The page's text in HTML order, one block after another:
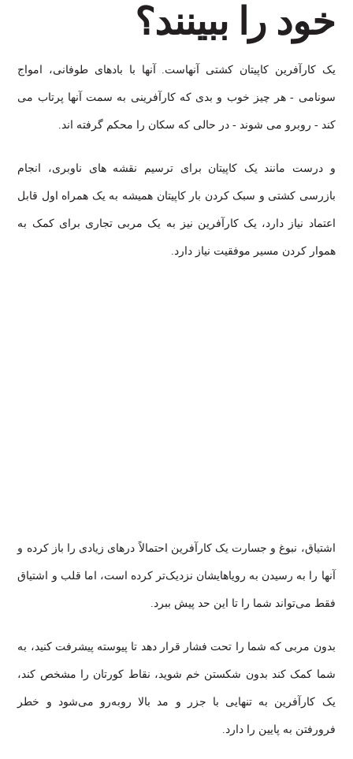
خود را ببینند؟
یک کارآفرین کاپیتان کشتی آنهاست. آنها با بادهای طوفانی، امواج
سونامی - هر چیز خوب و بدی که کارآفرینی به سمت آنها پرتاب می
کند - روبرو می شوند - در حالی که سکان را محکم گرفته اند.
و درست مانند یک کاپیتان برای ترسیم نقشه های ناوبری، انجام
بازرسی کشتی و سبک کردن بار کاپیتان همیشه به یک همراه اول قابل
اعتماد نیاز دارد، یک کارآفرین نیز به یک مربی تجاری برای کمک به
هموار کردن مسیر موفقیت نیاز دارد.
اشتیاق، نبوغ و جسارت یک کارآفرین احتمالاً درهای زیادی را باز کرده و
آنها را به رسیدن به رویاهایشان نزدیک‌تر کرده است، اما قلب و اشتیاق
فقط می‌تواند شما را تا این حد پیش ببرد.
بدون مربی که شما را تحت فشار قرار دهد تا پیوسته پیشرفت کنید، به
شما کمک کند بدون شکستن خم شوید، نقاط کورتان را مشخص کند،
یک کارآفرین به تنهایی با جزر و مد بالا روبه‌رو می‌شود و خطر
فرورفتن به پایین را دارد.